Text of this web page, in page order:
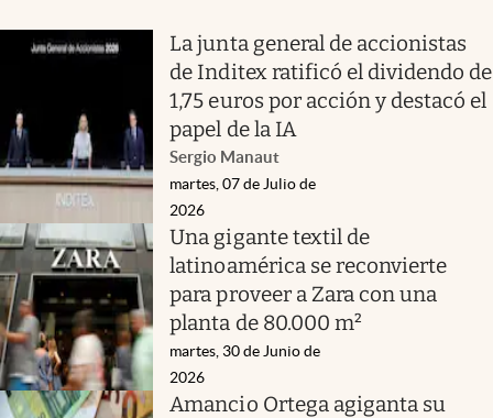
La junta general de accionistas
de Inditex ratificó el dividendo de
1,75 euros por acción y destacó el
papel de la IA
Sergio Manaut
martes, 07 de Julio de
2026
Una gigante textil de
latinoamérica se reconvierte
para proveer a Zara con una
planta de 80.000 m²
martes, 30 de Junio de
2026
Amancio Ortega agiganta su